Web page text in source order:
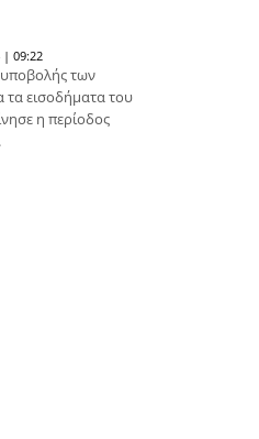
| 09:22
των
εισοδήματα του
η περίοδος